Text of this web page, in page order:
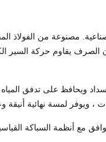
مصنوعة من الفولاذ
الصرف يقاوم حركة السير
ويحافظ على تدفق
، ويوفر لمسة نهائية
مع أنظمة السباكة